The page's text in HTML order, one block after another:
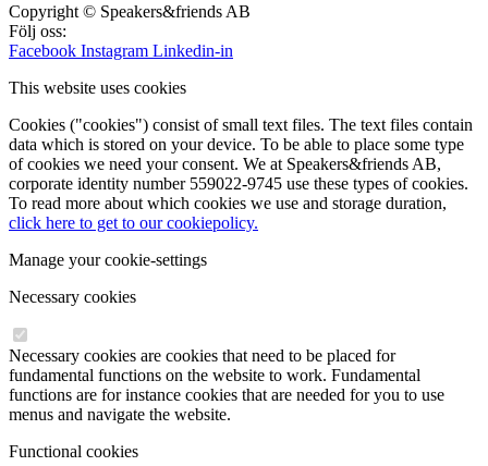
Copyright © Speakers&friends AB
Följ oss:
Facebook Instagram Linkedin-in
This website uses cookies
Cookies ("cookies") consist of small text files. The text files contain
data which is stored on your device. To be able to place some type
of cookies we need your consent. We at Speakers&friends AB,
corporate identity number 559022-9745 use these types of cookies.
To read more about which cookies we use and storage duration,
click here to get to our cookiepolicy.
Manage your cookie-settings
Necessary cookies
Necessary cookies are cookies that need to be placed for
fundamental functions on the website to work. Fundamental
functions are for instance cookies that are needed for you to use
menus and navigate the website.
Functional cookies